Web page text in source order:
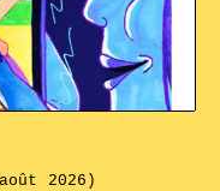
2026)